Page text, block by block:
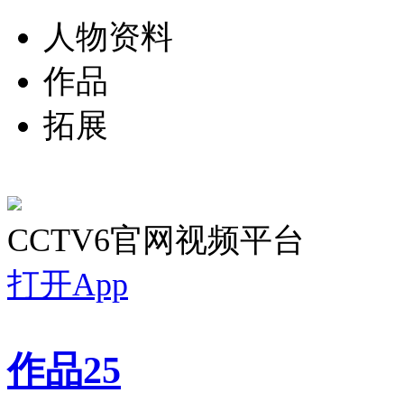
人物资料
作品
拓展
CCTV6官网视频平台
打开App
作品25